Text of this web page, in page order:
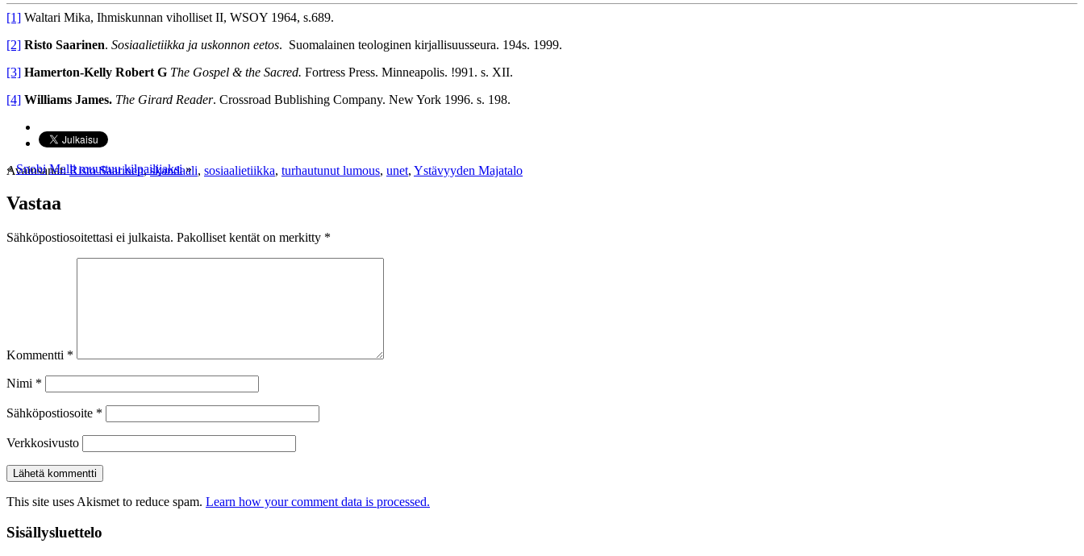
[1] Waltari Mika, Ihmiskunnan viholliset II, WSOY 1964, s.689.
[2] Risto Saarinen. Sosiaalietiikka ja uskonnon eetos. Suomalainen teologinen kirjallisuusseura. 194s. 1999.
[3] Hamerton-Kelly Robert G The Gospel & the Sacred. Fortress Press. Minneapolis. !991. s. XII.
[4] Williams James. The Girard Reader. Crossroad Bublishing Company. New York 1996. s. 198.
Avainsanat:Risto Saarinen,skandaali, sosiaalietiikka, turhautunut lumous, unet, Ystävyyden Majatalo
«Snobi Malli muuttuu kilpailijaksi»
Vastaa
Sähköpostiosoitettasi ei julkaista. Pakolliset kentät on merkitty *
Kommentti *
Nimi *
Sähköpostiosoite *
Verkkosivusto
This site uses Akismet to reduce spam. Learn how your comment data is processed.
Sisällysluettelo